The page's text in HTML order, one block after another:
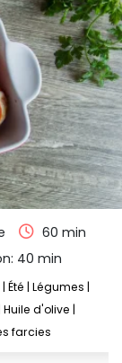
60 min
40 min
Été Légumes
Huile d'olive
farcies